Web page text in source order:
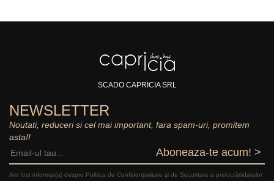
SCADO CAPRICIA SRL
NEWSLETTER
Noutati, reduceri si cel mai important, fara spam-uri, promitem
asta!!
Aboneaza-te acum! >
Am fost informat(a) despre Politica de Confidențialitate şi de Securitate a prelucrăriidatelor